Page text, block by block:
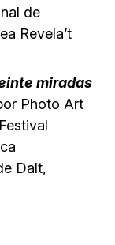
de
Revela’t
miradas
Photo Art
Dalt,